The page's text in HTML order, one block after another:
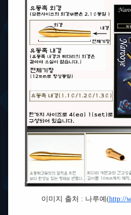
이미지 출처 : 나루예(http://